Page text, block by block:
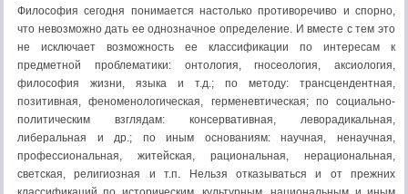
Философия сегодня понимается настолько противоречиво и спорно,
что невозможно дать ее однозначное определение. И вместе с тем это
не исключает возможность ее классификации по интересам к
предметной проблематики: онтология, гносеология, аксиология,
философия жизни, языка и т.д.; по методу: трансцендентная,
позитивная, феноменологическая, герменевтическая; по социально-
политическим взглядам: консервативная, леворадикальная,
либеральная и др.; по иным основаниям: научная, ненаучная,
профессиональная, житейская, рациональная, нерациональная,
светская, религиозная и т.п. Нельзя отказываться и от прежних